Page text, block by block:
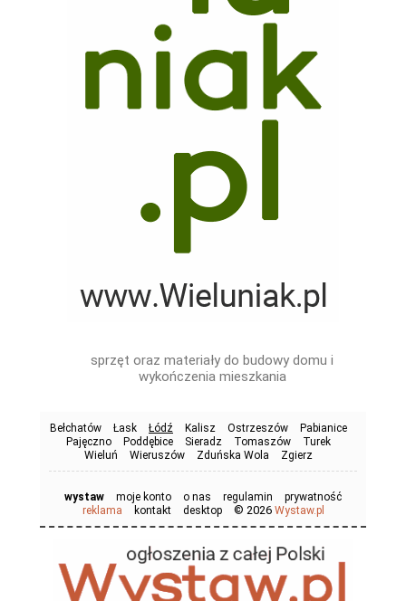
sprzęt oraz materiały do budowy domu i
wykończenia mieszkania
Bełchatów Łask Łódź Kalisz Ostrzeszów
Pabianice
Pajęczno
Poddębice Sieradz Tomaszów
Turek
Wieluń
Wieruszów Zduńska Wola Zgierz
wystaw moje konto o nas regulamin
prywatność
reklama
kontakt desktop © 2026 Wystaw.pl